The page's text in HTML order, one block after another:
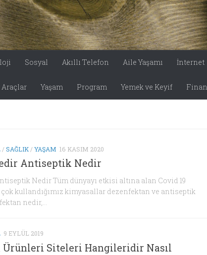
Sosyal Akıllı Telefon Aile Yaşamı İnternet
Araçlar Yaşam Program Yemek ve Keyif
/SAĞLIK /YAŞAM 16 KASIM 2020
Antiseptik Nedir
Nedir Tüm dünyayı etkisi altına alan Covid 19
kullandığımız kimyasallar dezenfektan ve antiseptik
nedir,...
9 EYLÜL 2019
Ürünleri Siteleri Hangileridir Nasıl